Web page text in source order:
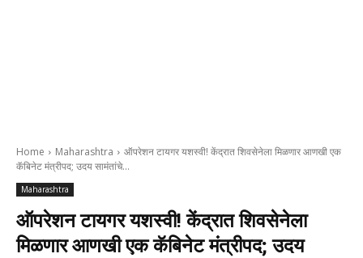
Home Maharashtra
ऑपरेशन टायगर यशस्वी! केंद्रात शिवसेनेला मिळणार आणखी एक
कॅबिनेट मंत्रीपद; उदय सामंतांचे...
Maharashtra
ऑपरेशन टायगर यशस्वी! केंद्रात शिवसेनेला
मिळणार आणखी एक कॅबिनेट मंत्रीपद; उदय